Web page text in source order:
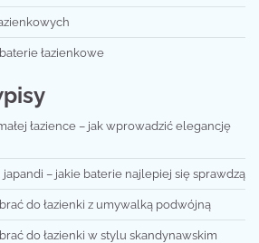
łazienkowe
łazience – jak wprowadzić elegancję
– jakie baterie najlepiej się sprawdzą
do łazienki z umywalką podwójną
do łazienki w stylu skandynawskim